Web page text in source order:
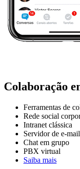
Colaboração
Ferramentas de
Rede social
Intranet clássica
Servidor de e-mail
Chat em grupo
PBX virtual
Saiba mais